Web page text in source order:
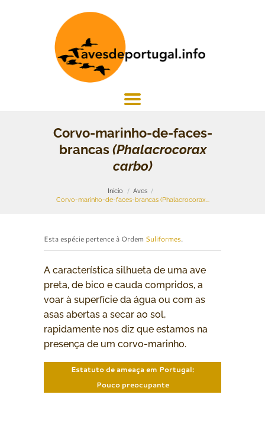
Corvo-marinho-de-faces-
brancas(Phalacrocorax
carbo)
Início
Aves
Corvo-marinho-de-faces-brancas (Phalacrocorax...
Esta espécie pertence à Ordem Suliformes.
A característica silhueta de uma ave
preta, de bico e cauda compridos, a
voar à superfície da água ou com as
asas abertas a secar ao sol,
rapidamente nos diz que estamos na
presença de um corvo-marinho.
Estatuto de ameaça em Portugal:
Pouco preocupante